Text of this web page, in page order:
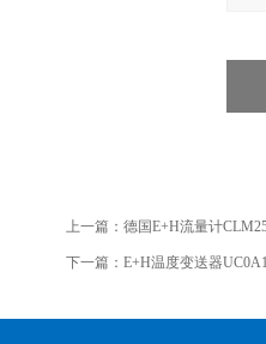
上一篇： 德国E+H流量计
下一篇： E+H温度变送器